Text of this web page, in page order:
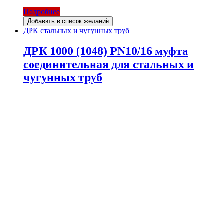
Подробнее
Добавить в список желаний
ДРК стальных и чугунных труб
ДРК 1000 (1048) PN10/16 муфта
соединительная для стальных и
чугунных труб